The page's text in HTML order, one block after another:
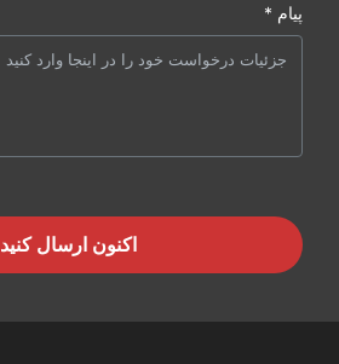
پیام *
اکنون ارسال کنید